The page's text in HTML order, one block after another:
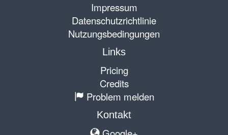
Impressum
Datenschutzrichtlinie
Nutzungsbedingungen
Links
Pricing
Credits
Problem melden
Kontakt